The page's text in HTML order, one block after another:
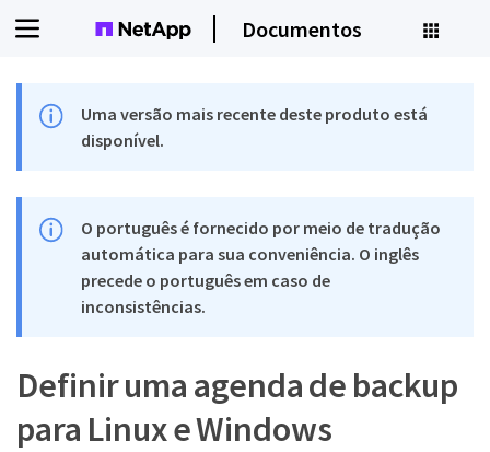
Documentos
Uma versão mais recente deste produto está
disponível.
O português é fornecido por meio de tradução
automática para sua conveniência. O inglês
precede o português em caso de
inconsistências.
Definir uma agenda de backup
para Linux e Windows